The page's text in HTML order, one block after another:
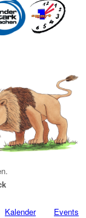
.
Kalender
Events